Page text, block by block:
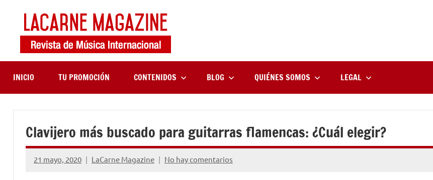
contenido
Magazine
música
internacional
INICIO TU PROMOCIÓN CONTENIDOS BLOG QUIÉNES SOMOS LEGAL
Clavijero más buscado para guitarras flamencas: ¿Cuál elegir?
21 mayo, 2020 LaCarne Magazine No hay comentarios